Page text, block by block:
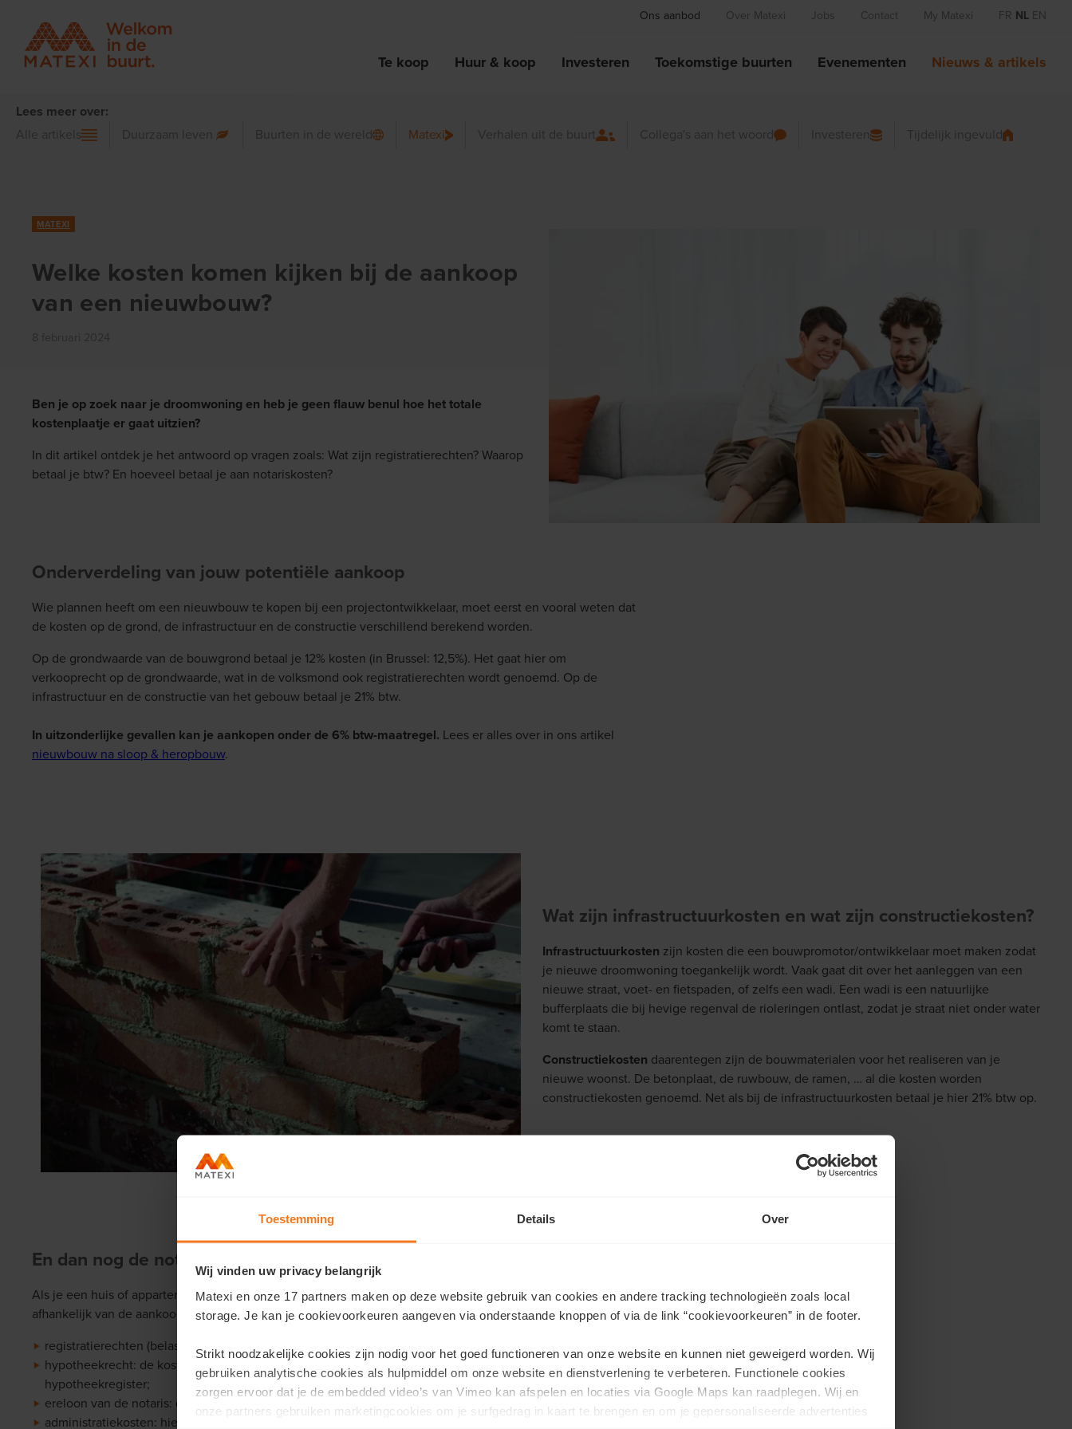
Toestemming Details Over
Wij vinden uw privacy belangrijk
Matexi en onze 17 partners maken op deze website gebruik van cookies en andere tracking technologieën zoals local
storage. Je kan je cookievoorkeuren aangeven via onderstaande knoppen of via de link “cookievoorkeuren” in de footer.
Strikt noodzakelijke cookies zijn nodig voor het goed functioneren van onze website en kunnen niet geweigerd worden. Wij
gebruiken analytische cookies als hulpmiddel om onze website en dienstverlening te verbeteren. Functionele cookies
zorgen ervoor dat je de embedded video’s van Vimeo kan afspelen en locaties via Google Maps kan raadplegen. Wij en
onze partners gebruiken marketingcookies om je surfgedrag in kaart te brengen en om je gepersonaliseerde advertenties
Ons aanbod Over Matexi Jobs Contact My Matexi FR NL EN
Te koop Huur & koop Investeren Toekomstige buurten Evenementen Nieuws & artikels
Lees meer over:
Alle artikels
Duurzaam leven Buurten in de wereld Matexi Verhalen uit de buurt Collega's aan het woord Investeren Tijdelijk ingevuld
MATEXI
Welke kosten komen kijken bij de aankoop
van een nieuwbouw?
Ben je op zoek naar je droomwoning en heb je geen flauw benul hoe het totale
kostenplaatje er gaat uitzien?
In dit artikel ontdek je het antwoord op vragen zoals: Wat zijn registratierechten? Waarop
betaal je btw? En hoeveel betaal je aan notariskosten?
Onderverdeling van jouw potentiële aankoop
Wie plannen heeft om een nieuwbouw te kopen bij een projectontwikkelaar, moet eerst en vooral weten dat
de kosten op de grond, de infrastructuur en de constructie verschillend berekend worden.
Op de grondwaarde van de bouwgrond betaal je 12% kosten (in Brussel: 12,5%). Het gaat hier om
verkooprecht op de grondwaarde, wat in de volksmond ook registratierechten wordt genoemd. Op de
infrastructuur en de constructie van het gebouw betaal je 21% btw.
In uitzonderlijke gevallen kan je aankopen onder de 6% btw-maatregel. Lees er alles over in ons artikel
nieuwbouw na sloop & heropbouw.
Wat zijn infrastructuurkosten en wat zijn constructiekosten?
Infrastructuurkosten zijn kosten die een bouwpromotor/ontwikkelaar moet maken zodat
je nieuwe droomwoning toegankelijk wordt. Vaak gaat dit over het aanleggen van een
nieuwe straat, voet- en fietspaden, of zelfs een wadi. Een wadi is een natuurlijke
bufferplaats die bij hevige regenval de rioleringen ontlast, zodat je straat niet onder water
komt te staan.
Constructiekosten daarentegen zijn de bouwmaterialen voor het realiseren van je
nieuwe woonst. De betonplaat, de ruwbouw, de ramen, … al die kosten worden
constructiekosten genoemd. Net als bij de infrastructuurkosten betaal je hier 21% btw op.
En dan nog de notariskosten?
Als je een huis of appartement koopt, betaal je als koper notariskosten. Daaronder wordt verstaan,
afhankelijk van de aankoop van een nieuwbouw of een bestaande woning:
registratierechten (belasting die de notaris int om door te storten naar de overheid);
hypotheekrecht: de kosten die gemaakt worden om je hypotheek (je lening) in te schrijven in het
hypotheekregister;
ereloon van de notaris: dit bedrag is door de overheid vastgelegd en voor iedereen gelijk;
administratiekosten: hieronder valt opzoekingswerk, informatie opvragen omtrent de vergunningen,